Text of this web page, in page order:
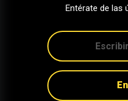
Entérate de las